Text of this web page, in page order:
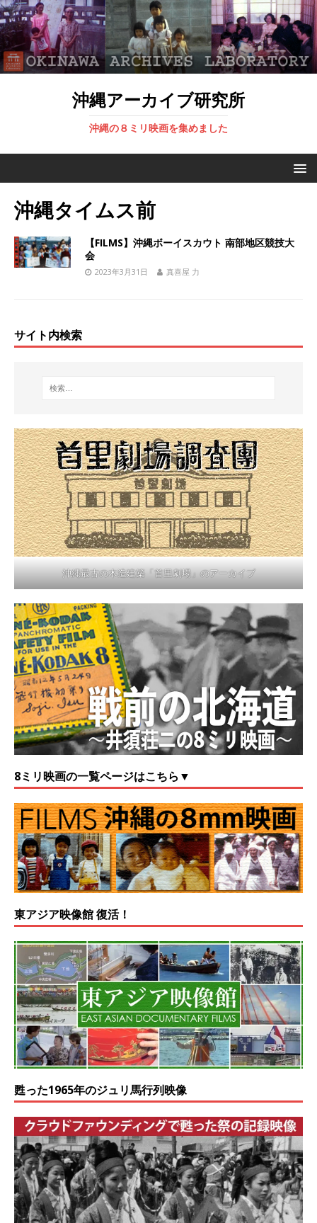
沖縄アーカイブ研究所
沖縄の８ミリ映画を集めました
沖縄タイムス前
【FILMS】沖縄ボーイスカウト 南部地区競技大
会
2023年3月31日 真喜屋 力
サイト内検索
沖縄最古の木造建築「首里劇場」のアーカイブ
8ミリ映画の一覧ページはこちら▼
東アジア映像館 復活！
甦った1965年のジュリ馬行列映像